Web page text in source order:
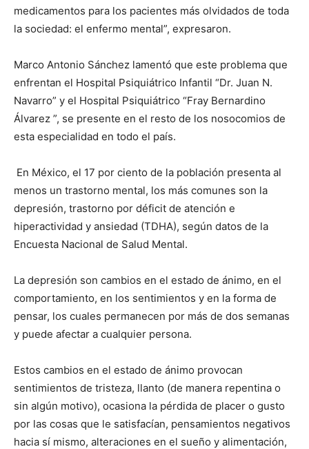
medicamentos para los pacientes más olvidados de toda
la sociedad: el enfermo mental”, expresaron.
Marco Antonio Sánchez lamentó que este problema que
enfrentan el Hospital Psiquiátrico Infantil “Dr. Juan N.
Navarro” y el Hospital Psiquiátrico “Fray Bernardino
Álvarez ”, se presente en el resto de los nosocomios de
esta especialidad en todo el país.
En México, el 17 por ciento de la población presenta al
menos un trastorno mental, los más comunes son la
depresión, trastorno por déficit de atención e
hiperactividad y ansiedad (TDHA), según datos de la
Encuesta Nacional de Salud Mental.
La depresión son cambios en el estado de ánimo, en el
comportamiento, en los sentimientos y en la forma de
pensar, los cuales permanecen por más de dos semanas
y puede afectar a cualquier persona.
Estos cambios en el estado de ánimo provocan
sentimientos de tristeza, llanto (de manera repentina o
sin algún motivo), ocasiona la pérdida de placer o gusto
por las cosas que le satisfacían, pensamientos negativos
hacia sí mismo, alteraciones en el sueño y alimentación,